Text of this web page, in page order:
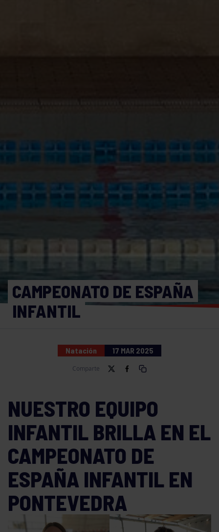
CAMPEONATO DE ESPAÑA
INFANTIL
Natación 17 MAR 2025
Comparte
NUESTRO EQUIPO
INFANTIL BRILLA EN EL
CAMPEONATO DE
ESPAÑA INFANTIL EN
PONTEVEDRA